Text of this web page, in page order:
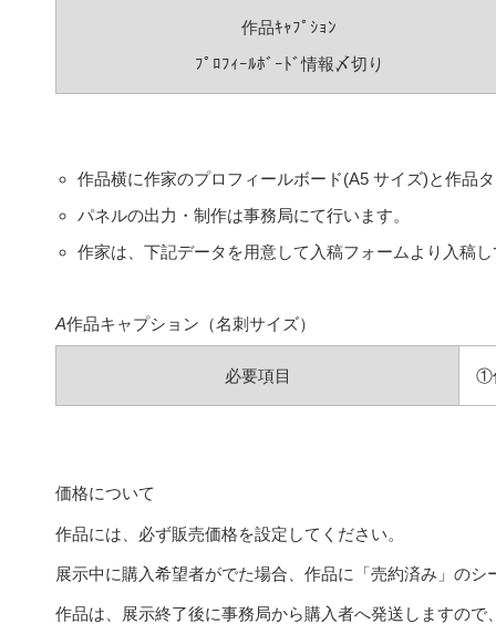
作品ｷｬﾌﾟｼｮﾝ
ﾌﾟﾛﾌｨｰﾙﾎﾞｰﾄﾞ情報〆切り
作品横に作家のプロフィールボード(A5 サイズ)と作品
パネルの出力・制作は事務局にて行います。
作家は、下記データを用意して入稿フォームより入稿
A作品キャプション（名刺サイズ）
必要項目 ①
価格について
作品には、必ず販売価格を設定してください。
展示中に購入希望者がでた場合、作品に「売約済み」のシ
作品は、展示終了後に事務局から購入者へ発送しますの